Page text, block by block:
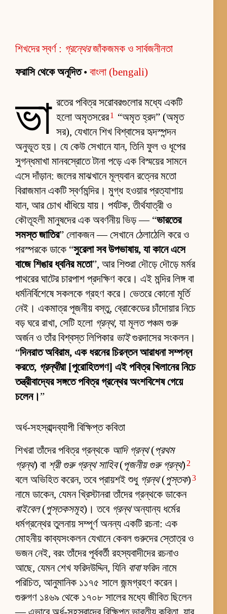
শিখদের স্বর্ণ : গ্রন্থেরজাঁকজমক ও সার্বজনীনতা
ফরাসি থেকে অনূদিত• বাংলা (bengali)
ভা রতের পবিত্র সরোবরগুলোর মধ্যে একটি
হলো অমৃতসরের1
“অমৃত হ্রদ” (অমৃত
সর), যেখানে শিখ বিশ্বাসের হৃদস্পন্দন
অনুভূত হয়। যে কেউ সেখানে যান, তিনি ফুল ও ধূপের
সুগন্ধমাখা মানবস্রোতে টানা পড়ে এক বিস্ময়ের সামনে
এসে দাঁড়ান: জলের মাঝখানে মূল্যবান রত্নের মতো
বিরাজমান একটি স্বর্ণমন্দির। মুগ্ধ হওয়ার প্রত্যাশায়
যান, আর চোখ ধাঁধিয়ে যায়। পর্যটক, তীর্থযাত্রী ও
কৌতূহলী মানুষদের এক অবর্ণনীয় ভিড় — “ভারতের
সমস্ত জাতির” লোকজন — সেখানে ঠেলাঠেলি করে ও
পরস্পরকে ডাকে “সুরেলা সব উপভাষায়, যা কানে এসে
বাজে শিঙার ধ্বনির মতো”, আর শিশুরা দৌড়ে দৌড়ে মর্মর
পাথরের ঘাটের চারপাশ প্রদক্ষিণ করে। এই মন্দির লিঙ্গ বা
ধর্মনির্বিশেষে সকলকে গ্রহণ করে। ভেতরে কোনো মূর্তি
নেই। একমাত্র পূজনীয় বস্তু, ব্রোকেডের চাঁদোয়ার নিচে
বড় ঘরে রাখা, সেটি হলো গ্রন্থ, যা মূলত পঞ্চম গুরু
অর্জন ও তাঁর বিশ্বস্ত লিপিকার ভাইগুরদাসের সংকলন।
“দিনরাত অবিরাম, এক ধরনের চিরন্তন আরাধনা সম্পন্ন
করতে, গ্রন্থীরা [পুরোহিতগণ] এই পবিত্র খিলানের নিচে
তন্ত্রীবাদ্যের সঙ্গতে পবিত্র গ্রন্থের অংশবিশেষ গেয়ে
চলেন।”
অর্ধ-সহস্রাব্দব্যাপী বিক্ষিপ্ত কবিতা
শিখরা তাঁদের পবিত্র গ্রন্থকে আদি গ্রন্থ(প্রথম
গ্রন্থ) বা শ্রী গুরু গ্রন্থ সাহিব(পূজনীয় গুরু গ্রন্থ) 2
বলে অভিহিত করেন, তবে প্রায়শই শুধু গ্রন্থ(পুস্তক)3
নামে ডাকেন, যেমন খ্রিস্টানরা তাঁদের গ্রন্থকে ডাকেন
বাইবেল(পুস্তকসমূহ)। তবে গ্রন্থঅন্যান্য ধর্মের
ধর্মগ্রন্থের তুলনায় সম্পূর্ণ অনন্য একটি রচনা: এক
মোহনীয় কাব্যসংকলন যেখানে কেবল গুরুদের স্তোত্র ও
ভজন নেই, বরং তাঁদের পূর্ববর্তী রহস্যবাদীদের রচনাও
আছে, যেমন শেখ ফরিদউদ্দিন, যিনি বাবাফরিদ নামে
পরিচিত, আনুমানিক ১১৭৫ সালে জন্মগ্রহণ করেন।
গুরুগণ ১৪৬৯ থেকে ১৭০৮ সালের মধ্যে জীবিত ছিলেন